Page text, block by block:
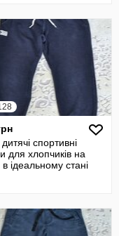
спортивні
для хлопчиків на
в ідеальному стані